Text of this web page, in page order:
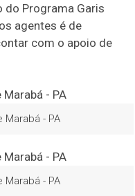
do Programa Garis
agentes é de
com o apoio de
- PA
- PA